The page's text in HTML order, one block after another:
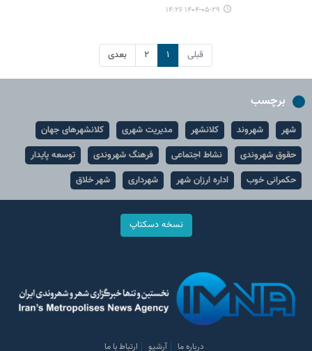
۱۴۰۴-۰۵-۲۹ ۱۴:۲۶
قبلی ۱ ۲ بعدی
برچسب
شهر شهروند کلانشهر مدیریت شهری
کلانشهرهای جهان
حقوق شهروندی
نشاط اجتماعی فرهنگ شهروندی
توسعه پایدار
حکمرانی خوب
اداره ارزان شهر شهرداری شهر خلاق
نسخه دسکتاپ
درباره ما آرشیو ارتباط با ما